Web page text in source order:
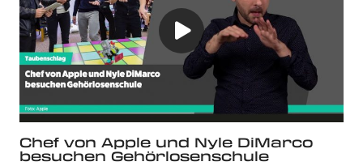
Chef von Apple und Nyle DiMarco
besuchen Gehörlosenschule